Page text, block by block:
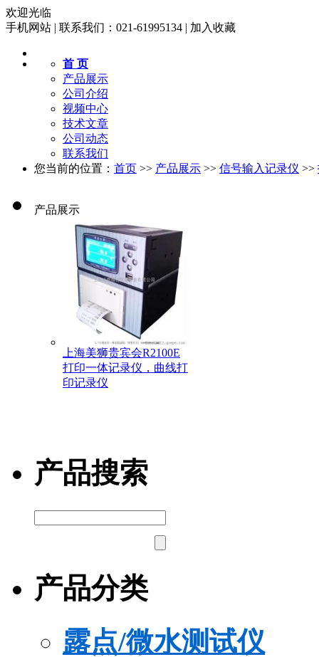
欢迎光临
手机网站 | 联系我们：021-61995134 | 加入收藏
首 页
产品展示
公司介绍
视频中心
技术文章
公司动态
联系我们
您当前的位置： 首页 >> 产品展示 >> 信号输入记录仪 >>
产品展示
上海美狮贵宾会R2100E
打印一体记录仪，曲线打
印记录仪
产品搜索
产品分类
露点/微水测试仪